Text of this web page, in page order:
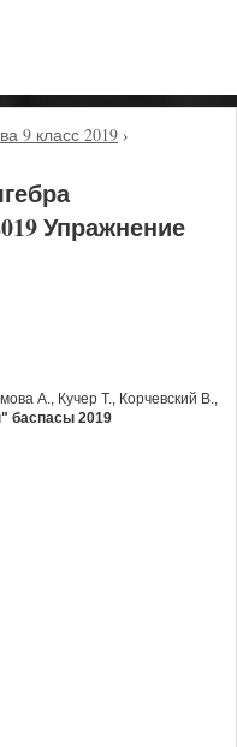
9 класс 2019 ›
Упражнение
А., Кучер Т., Корчевский В.,
баспасы 2019